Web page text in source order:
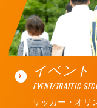
イベント
EVENT/TRAFFIC
サッカー・オリ